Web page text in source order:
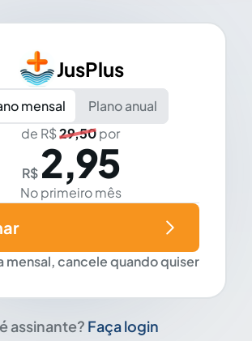
JusPlus
mensal
Plano anual
de R$29,50por
R$ 2,95
No primeiro mês
mensal, cancele quando quiser
assinante? Faça login